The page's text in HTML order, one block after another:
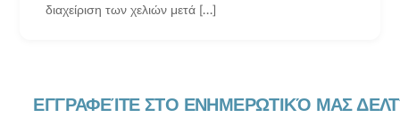
διαχείριση των χελιών μετά [...]
ΕΓΓΡΑΦΕΊΤΕ ΣΤΟ ΕΝΗΜΕΡΩΤΙΚΌ ΜΑΣ